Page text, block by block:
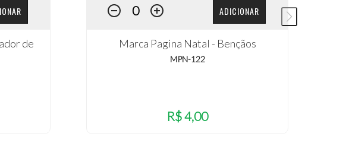
de
ADICIONAR
Marca Pagina Natal - Bençãos
MPN-122
R$ 4,00